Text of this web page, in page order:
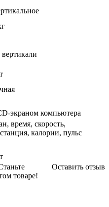
экраном компьютера
время, скорость,
калории, пульс
Оставить отзыв
товаре!